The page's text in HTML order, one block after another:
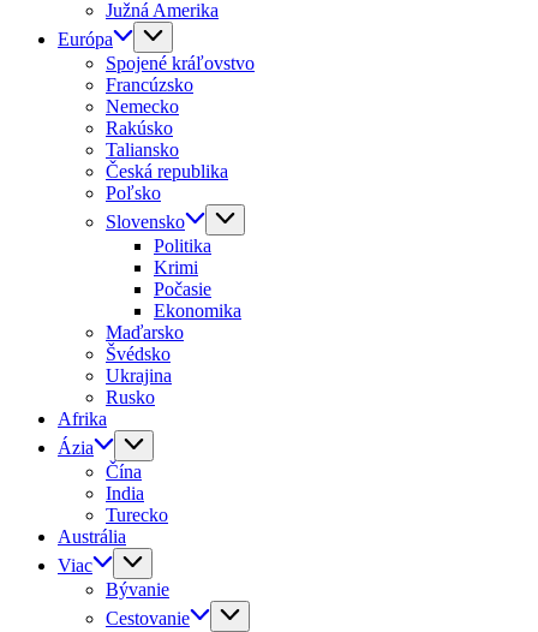
Južná Amerika
Európa
Spojené kráľovstvo
Francúzsko
Nemecko
Rakúsko
Taliansko
Česká republika
Poľsko
Slovensko
Politika
Krimi
Počasie
Ekonomika
Maďarsko
Švédsko
Ukrajina
Rusko
Afrika
Ázia
Čína
India
Turecko
Austrália
Viac
Bývanie
Cestovanie